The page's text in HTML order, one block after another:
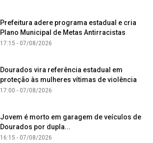
Prefeitura adere programa estadual e cria
Plano Municipal de Metas Antirracistas
17:15 - 07/08/2026
Dourados vira referência estadual em
proteção às mulheres vítimas de violência
17:00 - 07/08/2026
Jovem é morto em garagem de veículos de
Dourados por dupla...
16:15 - 07/08/2026